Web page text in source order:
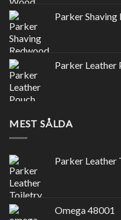
Parker
Parker Leather
MEST SÅLDA
Parker Leather
Omega 48001